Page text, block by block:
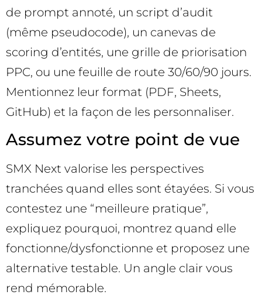
de prompt annoté, un script d’audit
(même pseudocode), un canevas de
scoring d’entités, une grille de priorisation
PPC, ou une feuille de route 30/60/90 jours.
Mentionnez leur format (PDF, Sheets,
GitHub) et la façon de les personnaliser.
Assumez votre point de vue
SMX Next valorise les perspectives
tranchées quand elles sont étayées. Si vous
contestez une “meilleure pratique”,
expliquez pourquoi, montrez quand elle
fonctionne/dysfonctionne et proposez une
alternative testable. Un angle clair vous
rend mémorable.